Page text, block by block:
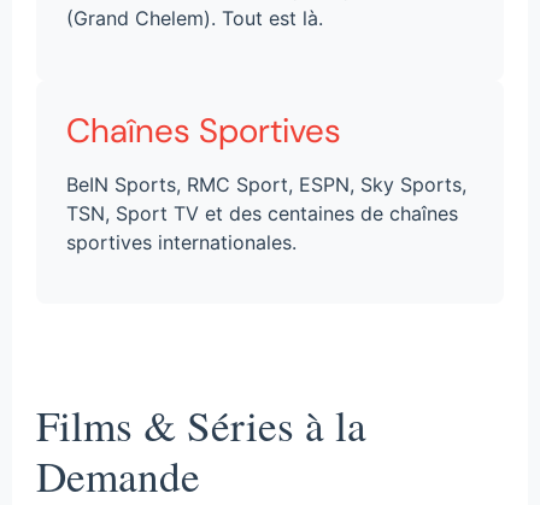
(Grand Chelem). Tout est là.
Chaînes Sportives
BeIN Sports, RMC Sport, ESPN, Sky Sports,
TSN, Sport TV et des centaines de chaînes
sportives internationales.
Films & Séries à la
Demande